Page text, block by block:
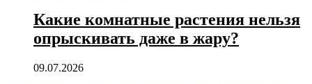
Какие комнатные растения нельзя
опрыскивать даже в жару?
09.07.2026